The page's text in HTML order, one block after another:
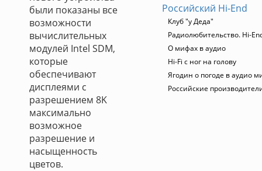
были показаны все
возможности
вычислительных
модулей Intel SDM,
которые
обеспечивают
дисплеями с
разрешением 8K
максимально
возможное
разрешение и
насыщенность
цветов.
Российский Hi-End
Клуб "у Деда"
Радиолюбительство. Hi-
О мифах в аудио
Hi-Fi с ног на голову
Ягодин о погоде в аудио
Российские